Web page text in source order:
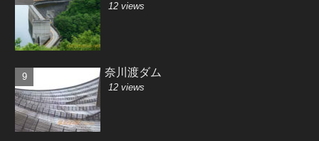
12 views
奈川渡ダム
12 views